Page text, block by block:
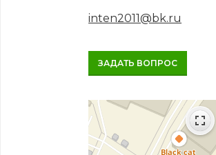
inten2011@bk.ru
ЗАДАТЬ ВОПРОС